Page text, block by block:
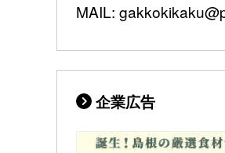
MAIL:
企業広告